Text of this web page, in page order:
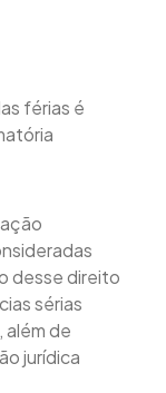
férias é
desse direito
sérias
de
jurídica